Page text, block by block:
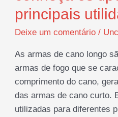
principais
Deixe um comentário /
As armas de cano longo
armas de fogo que se
comprimento do cano,
das armas de cano curto.
utilizadas para diferentes